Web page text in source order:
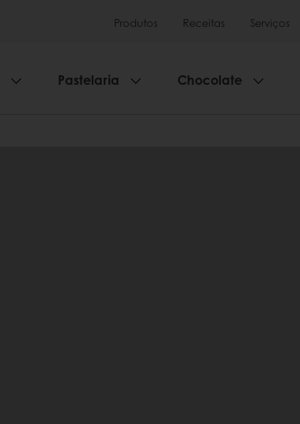
Produtos Receitas Serviços
Pastelaria Chocolate